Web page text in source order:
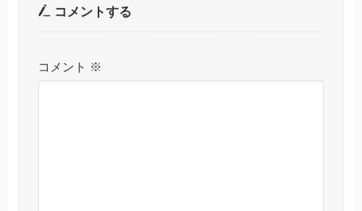
コメントする
コメント ※